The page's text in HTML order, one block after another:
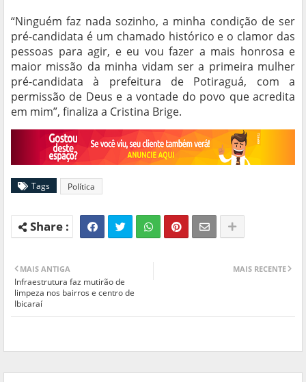
“Ninguém faz nada sozinho, a minha condição de ser
pré-candidata é um chamado histórico e o clamor das
pessoas para agir, e eu vou fazer a mais honrosa e
maior missão da minha vidam ser a primeira mulher
pré-candidata à prefeitura de Potiraguá, com a
permissão de Deus e a vontade do povo que acredita
em mim”, finaliza a Cristina Brige.
Tags Política
MAIS RECENTE
MAIS ANTIGA
Infraestrutura faz mutirão de
limpeza nos bairros e centro de
Ibicaraí